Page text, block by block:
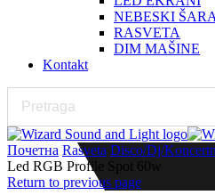
NEBESKI
RASVETA
DIM MAŠINE
Kontakt
Почетна Rasveta Disco/Dj/
Led RGB Profile Spot 60w
Return to previous page